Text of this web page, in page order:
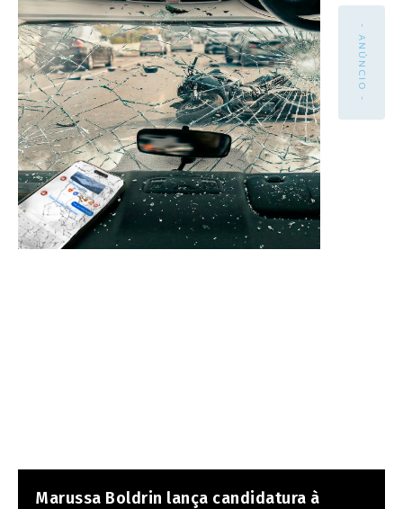
- ANÚNCIO -
Marussa Boldrin lança candidatura à